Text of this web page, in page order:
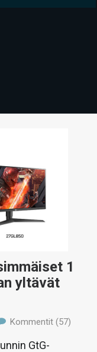
1
yltävät
Kommentit (57)
GtG-